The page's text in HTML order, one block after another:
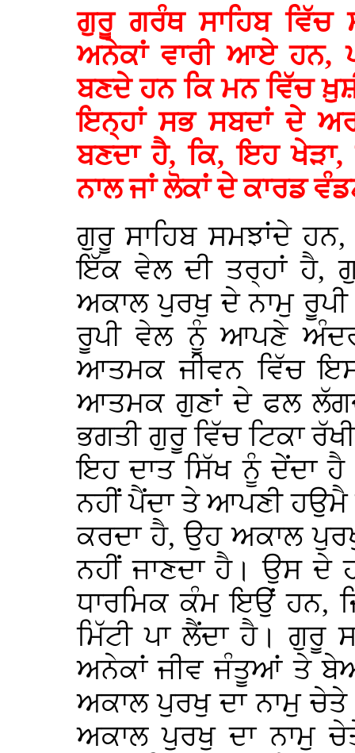
ਗੁਰੂ ਗਰੰਥ ਸਾਹਿਬ
ਅਨੇਕਾਂ ਵਾਰੀ ਆਏ ਹਨ,
ਬਣਦੇ ਹਨ ਕਿ ਮਨ ਵਿੱਚ
ਇਨ੍ਹਾਂ ਸਭ ਸਬਦਾਂ ਦੇ
ਬਣਦਾ ਹੈ, ਕਿ, ਇਹ
ਨਾਲ ਜਾਂ ਲੋਕਾਂ ਦੇ ਕਾਰਡ
ਗੁਰੂ ਸਾਹਿਬ ਸਮਝਾਂਦੇ
ਇੱਕ ਵੇਲ ਦੀ ਤਰ੍ਹਾਂ ਹੈ,
ਅਕਾਲ ਪੁਰਖੁ ਦੇ ਨਾਮੁ
ਰੂਪੀ ਵੇਲ ਨੂੰ ਆਪਣੇ
ਆਤਮਕ ਜੀਵਨ ਵਿੱਚ
ਆਤਮਕ ਗੁਣਾਂ ਦੇ ਫਲ
ਭਗਤੀ ਗੁਰੂ ਵਿੱਚ ਟਿਕਾ
ਇਹ ਦਾਤ ਸਿੱਖ ਨੂੰ ਦੇਂਦਾ
ਨਹੀਂ ਪੈਂਦਾ ਤੇ ਆਪਣੀ
ਕਰਦਾ ਹੈ, ਉਹ ਅਕਾਲ
ਨਹੀਂ ਜਾਣਦਾ ਹੈ। ਉਸ
ਧਾਰਮਿਕ ਕੰਮ ਇਉਂ ਹਨ,
ਮਿੱਟੀ ਪਾ ਲੈਂਦਾ ਹੈ। ਗੁਰੂ
ਅਨੇਕਾਂ ਜੀਵ ਜੰਤੂਆਂ ਤੇ
ਅਕਾਲ ਪੁਰਖੁ ਦਾ ਨਾਮੁ
ਅਕਾਲ ਪੁਰਖੁ ਦਾ ਨਾਮੁ